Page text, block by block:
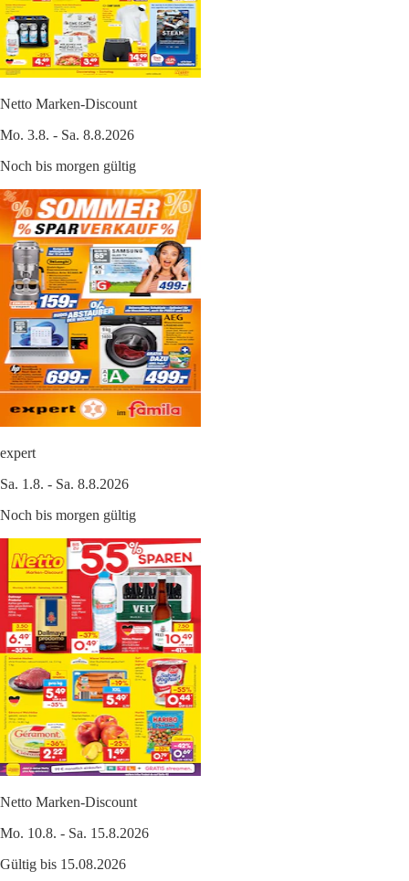
Netto Marken-Discount
Mo. 3.8. - Sa. 8.8.2026
Noch bis morgen gültig
expert
Sa. 1.8. - Sa. 8.8.2026
Noch bis morgen gültig
Netto Marken-Discount
Mo. 10.8. - Sa. 15.8.2026
Gültig bis 15.08.2026